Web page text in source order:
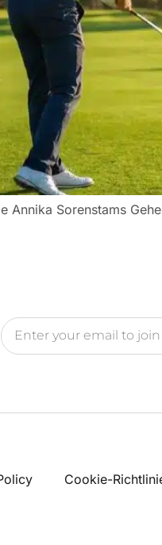
Annika Sorenstams
Cookie-